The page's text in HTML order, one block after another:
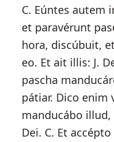
C. Eúntes autem
et paravérunt
hora, discúbuit,
eo. Et ait illis: J.
pascha
pátiar. Dico enim
manducábo
Dei. C. Et